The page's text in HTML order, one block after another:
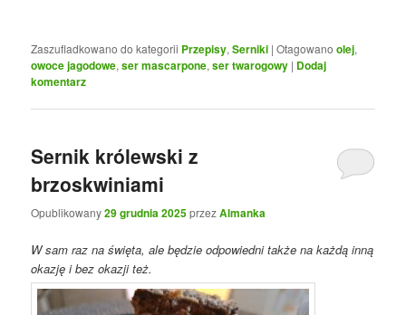
Zaszufladkowano do kategorii Przepisy,Serniki |Otagowano olej,
owoce jagodowe,ser mascarpone,ser twarogowy | Dodaj
komentarz
Sernik królewski z
brzoskwiniami
Opublikowany29 grudnia 2025przezAlmanka
W sam raz na święta, ale będzie odpowiedni także na każdą inną
okazję i bez okazji też.